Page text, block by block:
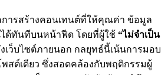
การสร้างคอนเทนต์ที่ให้คุณค่า ข้อมูล
ด้ทันทีบนหน้าฟีด โดยที่ผู้ใช้ “ไม่จำเป็น
เว็บไซต์ภายนอก กลยุทธ์นี้เน้นการมอบ
สต์เดียว ซึ่งสอดคล้องกับพฤติกรรมผู้